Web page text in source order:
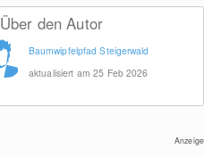
Über den Autor
Baumwipfelpfad Steigerwald
aktualisiert am 25 Feb 2026
Anzeige